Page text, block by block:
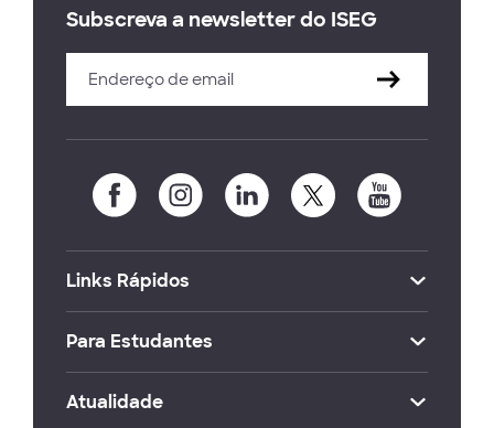
Subscreva a newsletter do ISEG
Links Rápidos
Para Estudantes
Atualidade